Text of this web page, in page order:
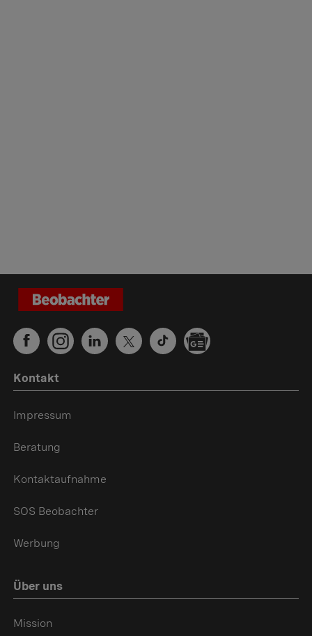
Kontakt
Impressum
Beratung
Kontaktaufnahme
SOS Beobachter
Werbung
Über uns
Mission